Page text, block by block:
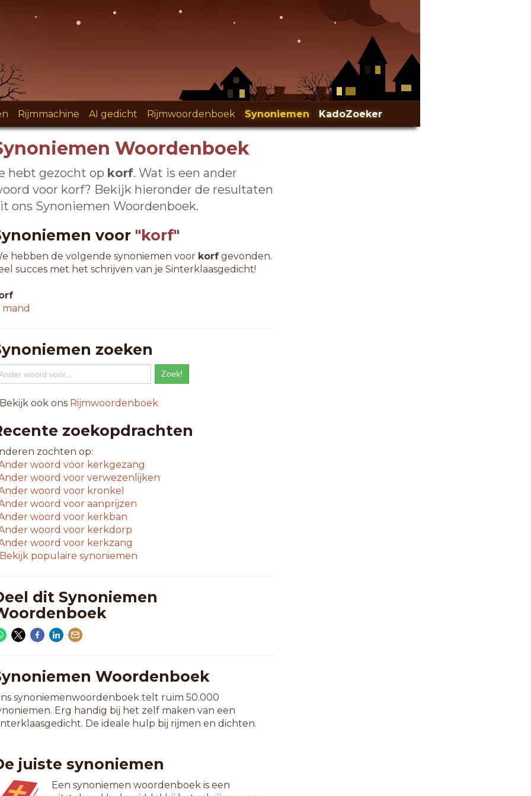
Rijmmachine AI gedicht Rijmwoordenboek Synoniemen KadoZoeker
Woordenboek
hebt gezocht op korf. Wat is een ander
voor korf? Bekijk hieronder de resultaten
ons Synoniemen Woordenboek.
voor "korf"
hebben de volgende synoniemen voor korfgevonden.
succes met het schrijven van je Sinterklaasgedicht!
mand
zoeken
ook ons Rijmwoordenboek
zoekopdrachten
zochten op:
woord voorkerkgezang
woord voorverwezenlijken
woord voorkronkel
woord vooraanprijzen
woord voorkerkban
woord voorkerkdorp
woord voorkerkzang
Bekijk populaire synoniemen
dit Synoniemen
Woordenboek
synoniemenwoordenboek telt ruim 50.000
Erg handig bij het zelf maken van een
De ideale hulp bij rijmen en dichten.
juiste synoniemen
Een synoniemen woordenboek is een